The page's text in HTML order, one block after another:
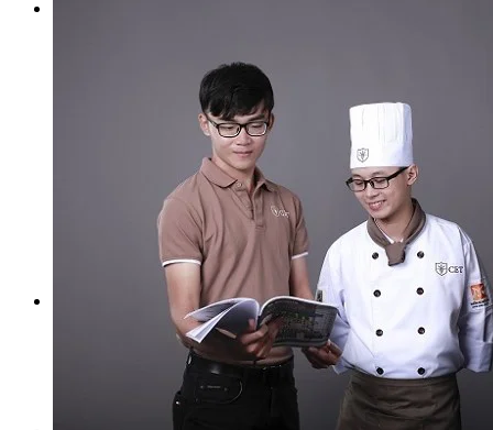
Quản Lý Nhà Hàng Chuyên Nghiệp
Quản Lý Khách Sạn Chuyên Nghiệp
Nghiệp Vụ Quản Lý Nhà Hàng
Nghiệp Vụ Lễ Tân Chuyên Nghiệp
Giám Đốc Điều Hành Nhà Hàng
Tiếng Anh Nhà Hàng Khách Sạn
Khởi Sự Kinh Doanh Khách Sạn
Khởi Sự Kinh Doanh Nhà Hàng
Khởi Sự Kinh Doanh Khách Sạn Mini – Homestay –
Kiến Thức & Kỹ Năng Ngành NH – KS
Digital Marketing
Giám Đốc Digital Marketing
Chuyên Viên Social Media
Tiktok Marketing – Tiktok Ads
Thương Mại Điện Tử – Kinh Doanh Thực